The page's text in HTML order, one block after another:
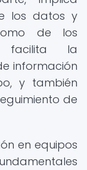
los datos y
de los
facilita la
información
y también
de
en equipos